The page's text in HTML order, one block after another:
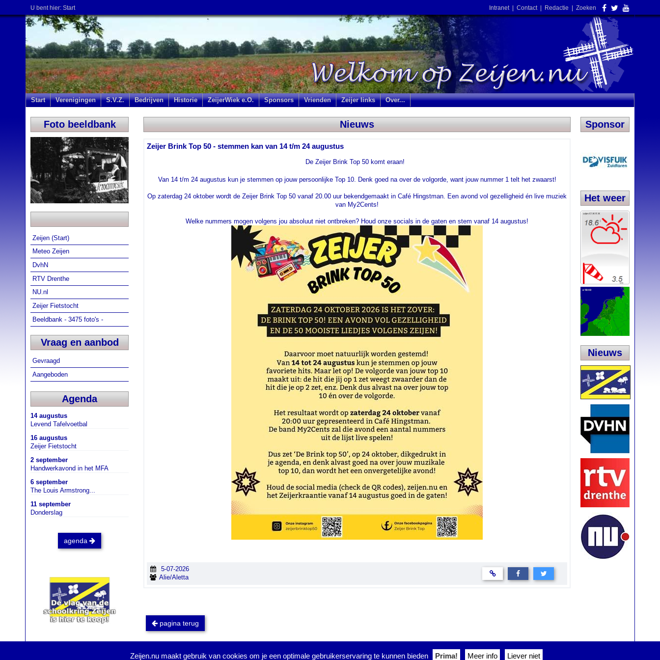
Zeijen.nu maakt gebruik van cookies om je een optimale gebruikerservaring te kunnen bieden Prima! Meer info Liever niet
U bent hier: Start Intranet| Contact| Redactie Zoeken
Start Verenigingen S.V.Z. Bedrijven Historie ZeijerWiek e.O. Sponsors Vrienden Zeijer links Over...
Foto beeldbank
Zeijen (Start)
Meteo Zeijen
DvhN
RTV Drenthe
NU.nl
Zeijer Fietstocht
Beeldbank - 3475 foto's -
Vraag en aanbod
Gevraagd
Aangeboden
Agenda
14 augustus
Levend Tafelvoetbal
16 augustus
Zeijer Fietstocht
2 september
Handwerkavond in het MFA
6 september
The Louis Armstrong...
11 september
Donderslag
agenda
Sponsor
Het weer
Nieuws
Nieuws
Zeijer Brink Top 50 - stemmen kan van 14 t/m 24 augustus
De Zeijer Brink Top 50 komt eraan!
Van 14 t/m 24 augustus kun je stemmen op jouw persoonlijke Top 10. Denk goed na over de volgorde, want jouw nummer 1 telt het zwaarst!
Op zaterdag 24 oktober wordt de Zeijer Brink Top 50 vanaf 20.00 uur bekendgemaakt in Café Hingstman. Een avond vol gezelligheid én live muziek
van My2Cents!
Welke nummers mogen volgens jou absoluut niet ontbreken? Houd onze socials in de gaten en stem vanaf 14 augustus!
5-07-2026
Alie/Aletta
pagina terug